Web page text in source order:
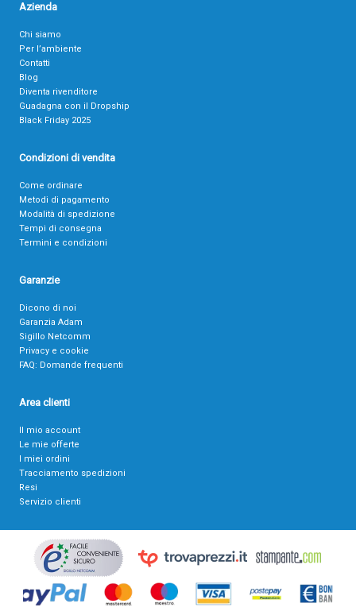
Azienda
Chi siamo
Per l’ambiente
Contatti
Blog
Diventa rivenditore
Guadagna con il Dropship
Black Friday 2025
Condizioni di vendita
Come ordinare
Metodi di pagamento
Modalità di spedizione
Tempi di consegna
Termini e condizioni
Garanzie
Dicono di noi
Garanzia Adam
Sigillo Netcomm
Privacy e cookie
FAQ: Domande frequenti
Area clienti
Il mio account
Le mie offerte
I miei ordini
Tracciamento spedizioni
Resi
Servizio clienti